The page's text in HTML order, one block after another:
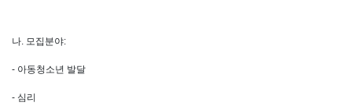
나 모집분야:
- 아동청소년 발달
- 심리